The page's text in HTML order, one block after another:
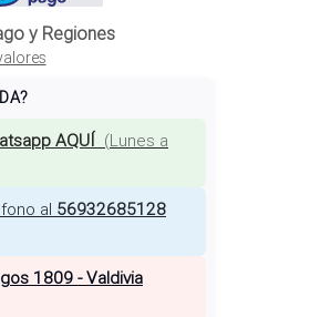
y Regiones
AQUÍ (Lunes a
al 56932685128
1809 - Valdivia